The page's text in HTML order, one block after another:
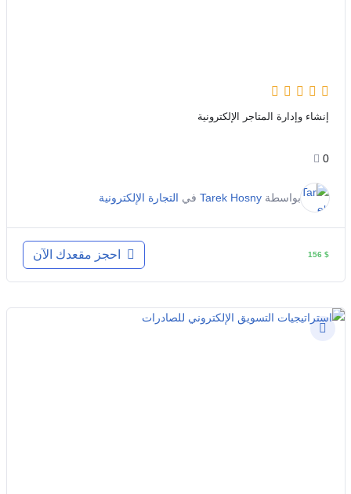
إنشاء وإدارة المتاجر الإلكترونية
0
بواسطةTarek Hosny في التجارة الإلكترونية
156 $ احجز مقعدك الآن